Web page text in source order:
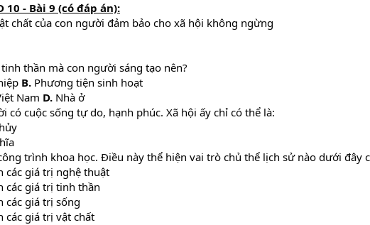
10 - Bài 9 (có đáp án):
chất của con người đảm bảo cho xã hội không ngừng
thần mà con người sáng tạo nên?
B. Phương tiện sinh hoạt
Nam D. Nhà ở
có cuộc sống tự do, hạnh phúc. Xã hội ấy chỉ có thể là:
trình khoa học. Điều này thể hiện vai trò chủ thể lịch sử nào dưới đây
các giá trị nghệ thuật
các giá trị tinh thần
các giá trị sống
các giá trị vật chất